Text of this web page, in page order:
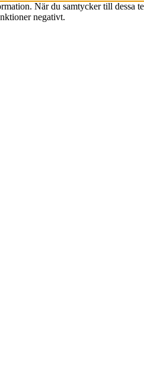
När du samtycker till dessa
negativt.